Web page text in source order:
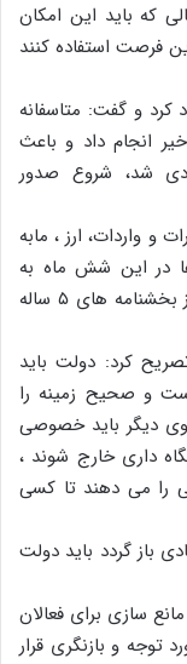
که باید این امکان
فرصت استفاده کنند
اقدامات دولت در سال ۹۷ انتقاد کرد و گفت: متاسفانه
انجام داد و باعث
شد، شروع صدور
و واردات، ارز ، مابه
در این شش ماه به
قدری زیاد بود که به نظر می رسد تعداد آن از بخشنامه های ۵ ساله
کرد: دولت باید
و صحیح زمینه را
دیگر باید خصوصی
داری خارج شوند ،
را می دهند تا کسی
باز گردد باید دولت
سازی برای فعالان
توجه و بازنگری قرار